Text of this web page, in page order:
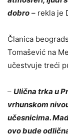
dobro – rekla je
Članica
Tomašević na
učestvuje treći
– Ulična trka u
vrhunskom
učesnicima.
ovo bude